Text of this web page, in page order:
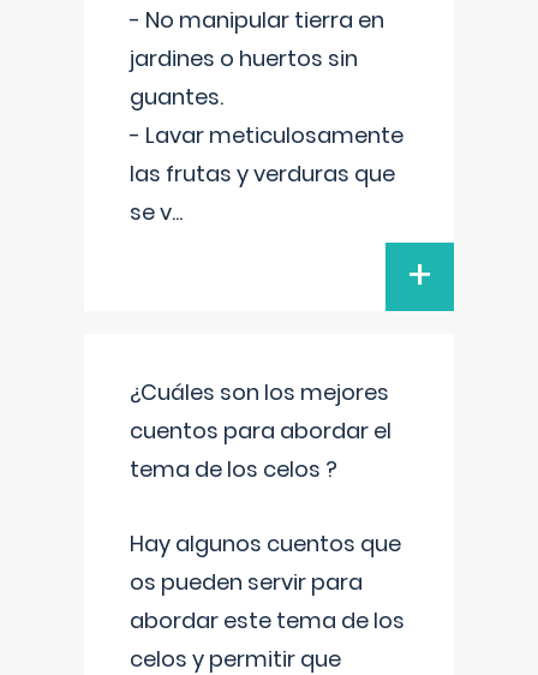
- No manipular tierra en
jardines o huertos sin
guantes.
- Lavar meticulosamente
las frutas y verduras que
se v...
+
¿Cuáles son los mejores
cuentos para abordar el
tema de los celos ?
Hay algunos cuentos que
os pueden servir para
abordar este tema de los
celos y permitir que